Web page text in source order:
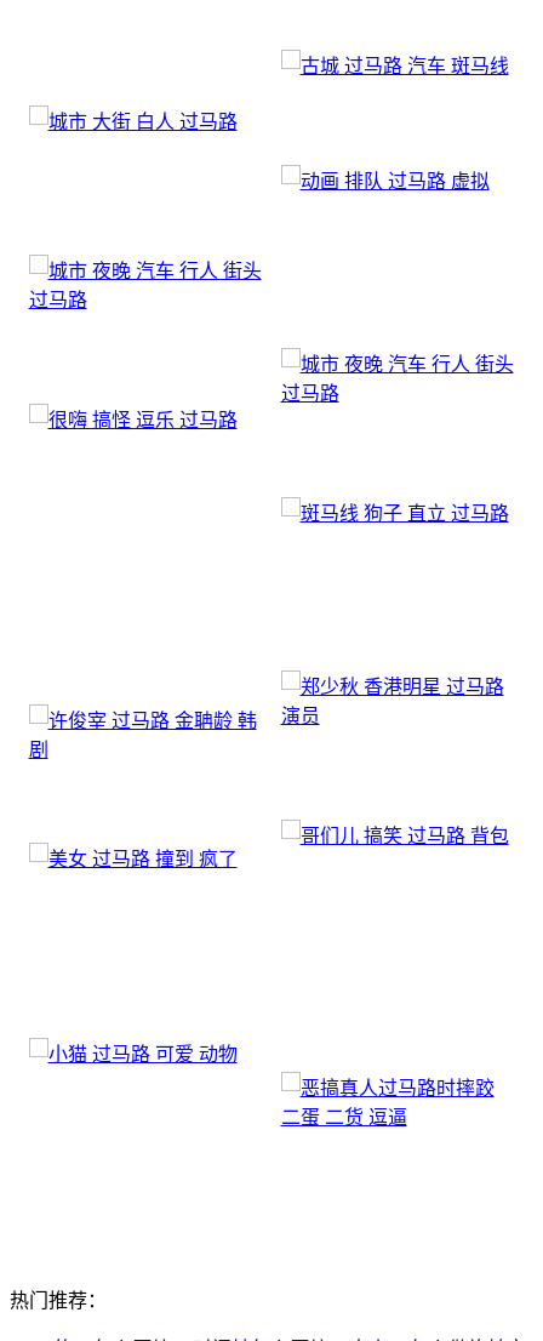
热门推荐：